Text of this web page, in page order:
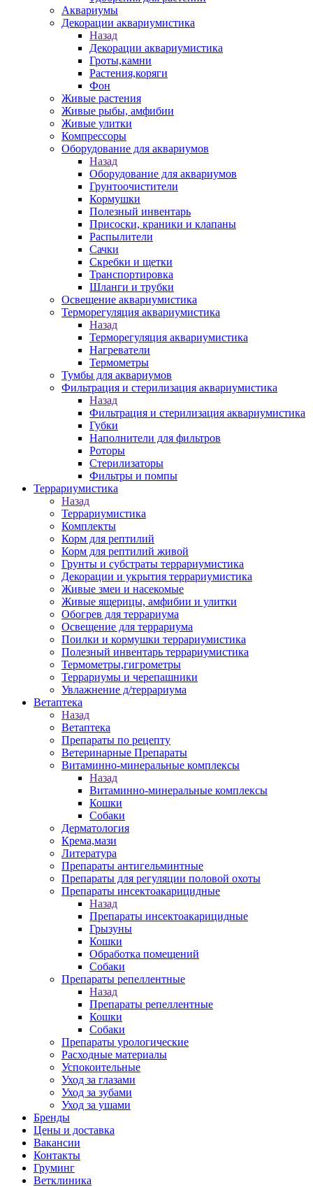
Аквариумы
Декорации аквариумистика
Назад
Декорации аквариумистика
Гроты,камни
Растения,коряги
Фон
Живые растения
Живые рыбы, амфибии
Живые улитки
Компрессоры
Оборудование для аквариумов
Назад
Оборудование для аквариумов
Грунтоочистители
Кормушки
Полезный инвентарь
Присоски, краники и клапаны
Распылители
Сачки
Скребки и щетки
Транспортировка
Шланги и трубки
Освещение аквариумистика
Терморегуляция аквариумистика
Назад
Терморегуляция аквариумистика
Нагреватели
Термометры
Тумбы для аквариумов
Фильтрация и стерилизация аквариумистика
Назад
Фильтрация и стерилизация аквариумистика
Губки
Наполнители для фильтров
Роторы
Стерилизаторы
Фильтры и помпы
Террариумистика
Назад
Террариумистика
Комплекты
Корм для рептилий
Корм для рептилий живой
Грунты и субстраты террариумистика
Декорации и укрытия террариумистика
Живые змеи и насекомые
Живые ящерицы, амфибии и улитки
Обогрев для террариума
Освещение для террариума
Поилки и кормушки террариумистика
Полезный инвентарь террариумистика
Термометры,гигрометры
Террариумы и черепашники
Увлажнение д/террариума
Ветаптека
Назад
Ветаптека
Препараты по рецепту
Ветеринарные Препараты
Витаминно-минеральные комплексы
Назад
Витаминно-минеральные комплексы
Кошки
Собаки
Дерматология
Крема,мази
Литература
Препараты антигельминтные
Препараты для регуляции половой охоты
Препараты инсектоакарицидные
Назад
Препараты инсектоакарицидные
Грызуны
Кошки
Обработка помещений
Собаки
Препараты репеллентные
Назад
Препараты репеллентные
Кошки
Собаки
Препараты урологические
Расходные материалы
Успокоительные
Уход за глазами
Уход за зубами
Уход за ушами
Бренды
Цены и доставка
Вакансии
Контакты
Груминг
Ветклиника